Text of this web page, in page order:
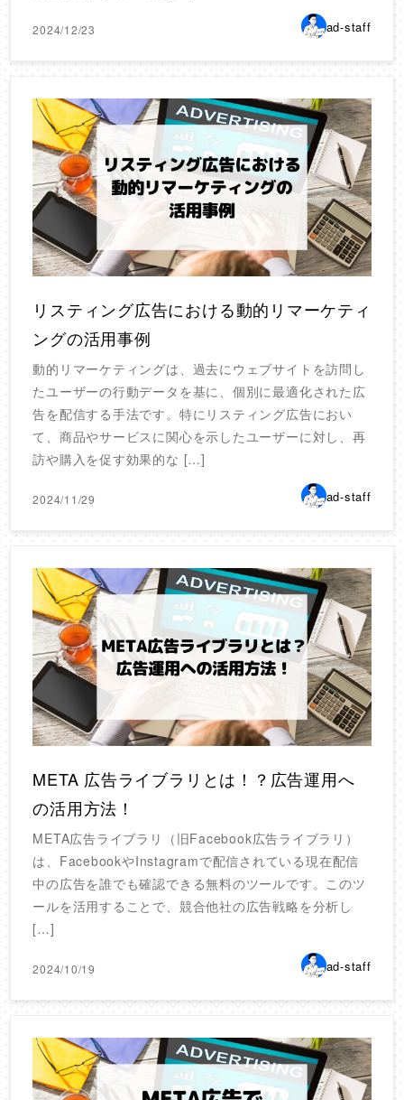
2024/12/23 ad-staff
リスティング広告における動的リマーケティ
ングの活用事例
動的リマーケティングは、過去にウェブサイトを訪問し
たユーザーの行動データを基に、個別に最適化された広
告を配信する手法です。特にリスティング広告におい
て、商品やサービスに関心を示したユーザーに対し、再
訪や購入を促す効果的な […]
2024/11/29 ad-staff
META 広告ライブラリとは！？広告運用へ
の活用方法！
META広告ライブラリ（旧Facebook広告ライブラリ）
は、FacebookやInstagramで配信されている現在配信
中の広告を誰でも確認できる無料のツールです。このツ
ールを活用することで、競合他社の広告戦略を分析し
[…]
2024/10/19 ad-staff